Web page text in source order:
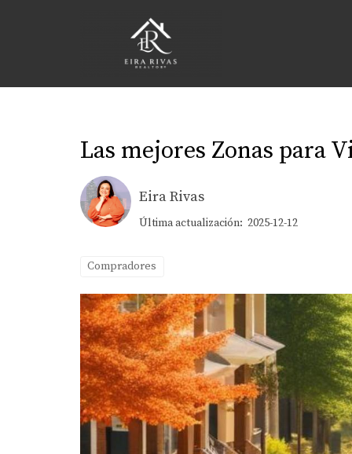
Las mejores Zonas para
Eira Rivas
Última actualización: 2025-12-12
Compradores